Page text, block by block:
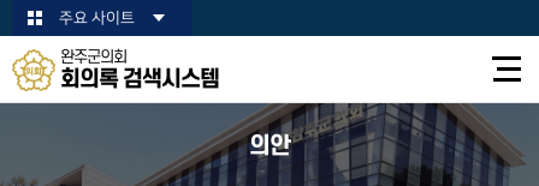
본문바로가기주요 사이트
완주군의회
회의록 검색시스템
의안